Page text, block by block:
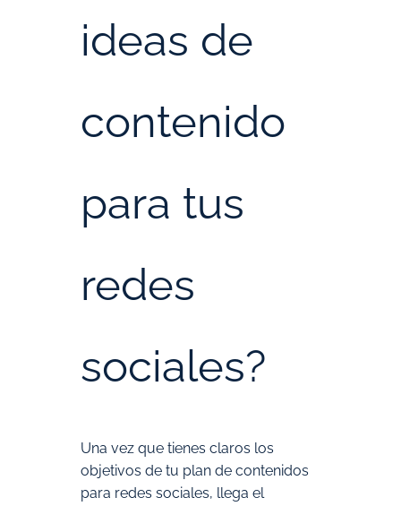
ideas de
contenido
para tus
redes
sociales?
Una vez que tienes claros los
objetivos de tu plan de contenidos
para redes sociales, llega el